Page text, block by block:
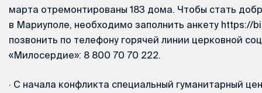
марта отремонтированы 183 дома. Чтобы стать
в Мариуполе, необходимо заполнить анкету https://
позвонить по телефону горячей линии церковной
«Милосердие»: 8 800 70 70 222.
· С начала конфликта специальный гуманитарный